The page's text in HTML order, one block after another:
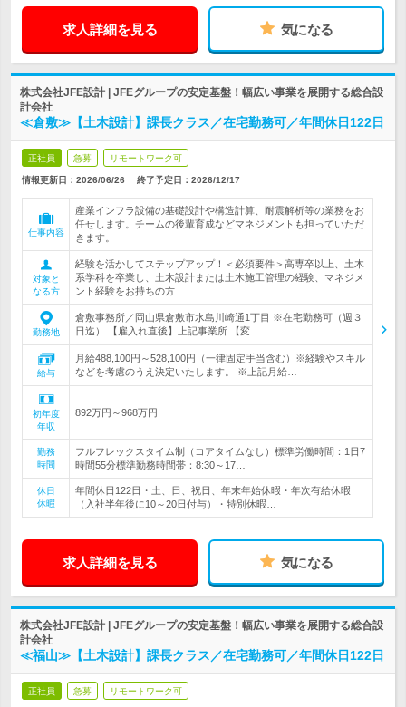
求人詳細を見る 気になる
株式会社JFE設計 | JFEグループの安定基盤！幅広い事業を展開する総合設
計会社
≪倉敷≫【土木設計】課長クラス／在宅勤務可／年間休日122日
正社員 急募 リモートワーク可
情報更新日：2026/06/26 終了予定日： 2026/12/17
仕事内容
産業インフラ設備の基礎設計や構造計算、耐震解析等の業務をお
任せします。チームの後輩育成などマネジメントも担っていただ
きます。
対象と
なる方
経験を活かしてステップアップ！＜必須要件＞高専卒以上、土木
系学科を卒業し、土木設計または土木施工管理の経験、マネジメ
ント経験をお持ちの方
勤務地
倉敷事務所／岡山県倉敷市水島川崎通1丁目 ※在宅勤務可（週３
日迄） 【雇入れ直後】上記事業所 【変…
給与
月給488,100円～528,100円（一律固定手当含む）※経験やスキル
などを考慮のうえ決定いたします。 ※上記月給…
初年度
年収
892万円～968万円
勤務
時間
フルフレックスタイム制（コアタイムなし）標準労働時間：1日7
時間55分標準勤務時間帯：8:30～17…
休日
休暇
年間休日122日・土、日、祝日、年末年始休暇・年次有給休暇
（入社半年後に10～20日付与）・特別休暇…
求人詳細を見る 気になる
株式会社JFE設計 | JFEグループの安定基盤！幅広い事業を展開する総合設
計会社
≪福山≫【土木設計】課長クラス／在宅勤務可／年間休日122日
正社員 急募 リモートワーク可